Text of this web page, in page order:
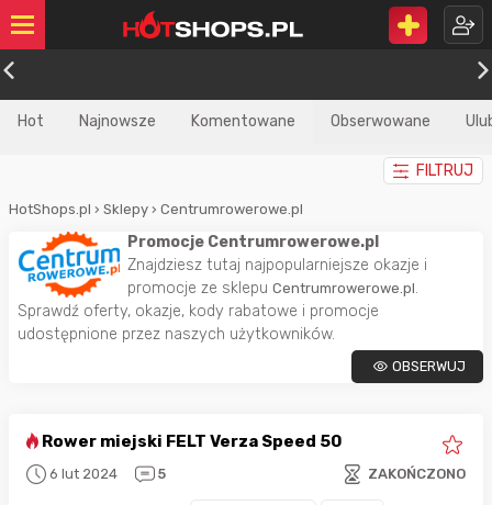
Hot Najnowsze Komentowane Obserwowane
FILTRUJ
HotShops.pl › Sklepy › Centrumrowerowe.pl
Promocje Centrumrowerowe.pl
Znajdziesz tutaj najpopularniejsze okazje i
promocje ze sklepu Centrumrowerowe.pl.
Sprawdź oferty, okazje, kody rabatowe i promocje
udostępnione przez naszych użytkowników.
OBSERWUJ
Rower miejski FELT Verza Speed 50
6 lut 2024 5 ZAKOŃCZONO